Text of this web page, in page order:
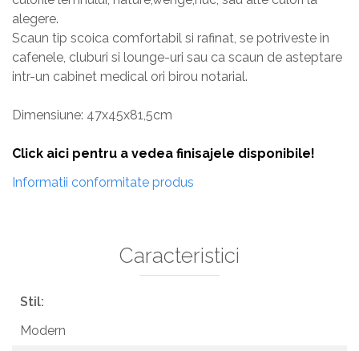
alegere.
Scaun tip scoica comfortabil si rafinat, se potriveste in
cafenele, cluburi si lounge-uri sau ca scaun de asteptare
intr-un cabinet medical ori birou notarial.
Dimensiune: 47x45x81,5cm
Click aici pentru a vedea finisajele disponibile!
Informatii conformitate produs
Caracteristici
Stil:
Modern